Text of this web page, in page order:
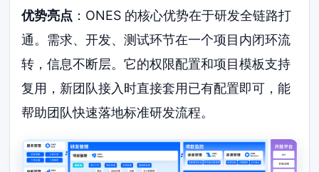
优势亮点 ：ONES 的核心优势在于研发全链路打
通。需求、开发、测试环节在一个项目内闭环流
转，信息不断层。它的权限配置和项目模板支持
复用，新团队接入时直接套用已有配置即可，能
帮助团队快速落地标准研发流程。